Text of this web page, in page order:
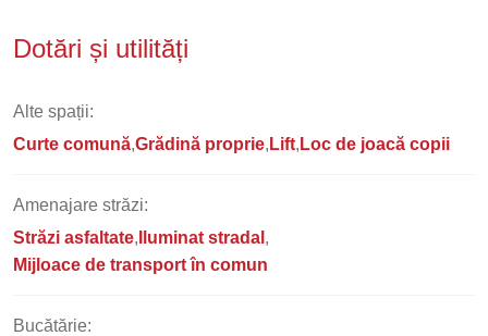
Dotări și utilități
Alte spații:
Curte comună Grădină proprie Lift Loc de joacă copii
Amenajare străzi:
Străzi asfaltate
Iluminat stradal
Mijloace de transport în comun
Bucătărie: